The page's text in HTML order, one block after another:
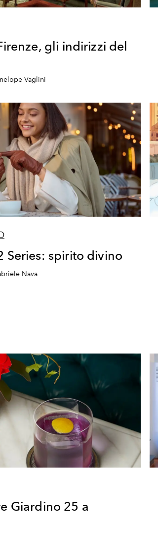
gli indirizzi del
Vaglini
Series: spirito divino
Nava
Giardino 25 a